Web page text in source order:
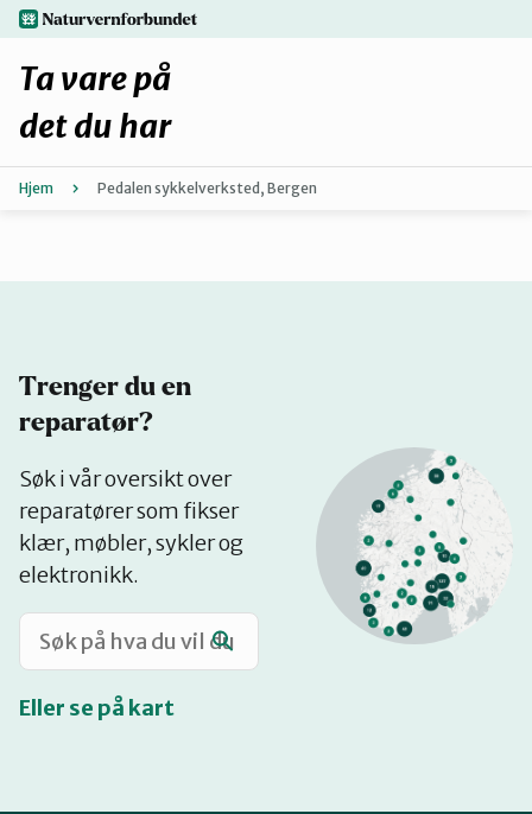
Hopp
til
hovedinnhold
Forbehold
Hvorfor reparere?
Katalog
Mitt navn
naturvernforbundet.no
Ta vare på
det du har
Hjem Pedalen sykkelverksted, Bergen
Trenger du en
reparatør?
Søk i vår oversikt over
reparatører som fikser
klær, møbler, sykler og
elektronikk.
Eller se på kart
på
kart